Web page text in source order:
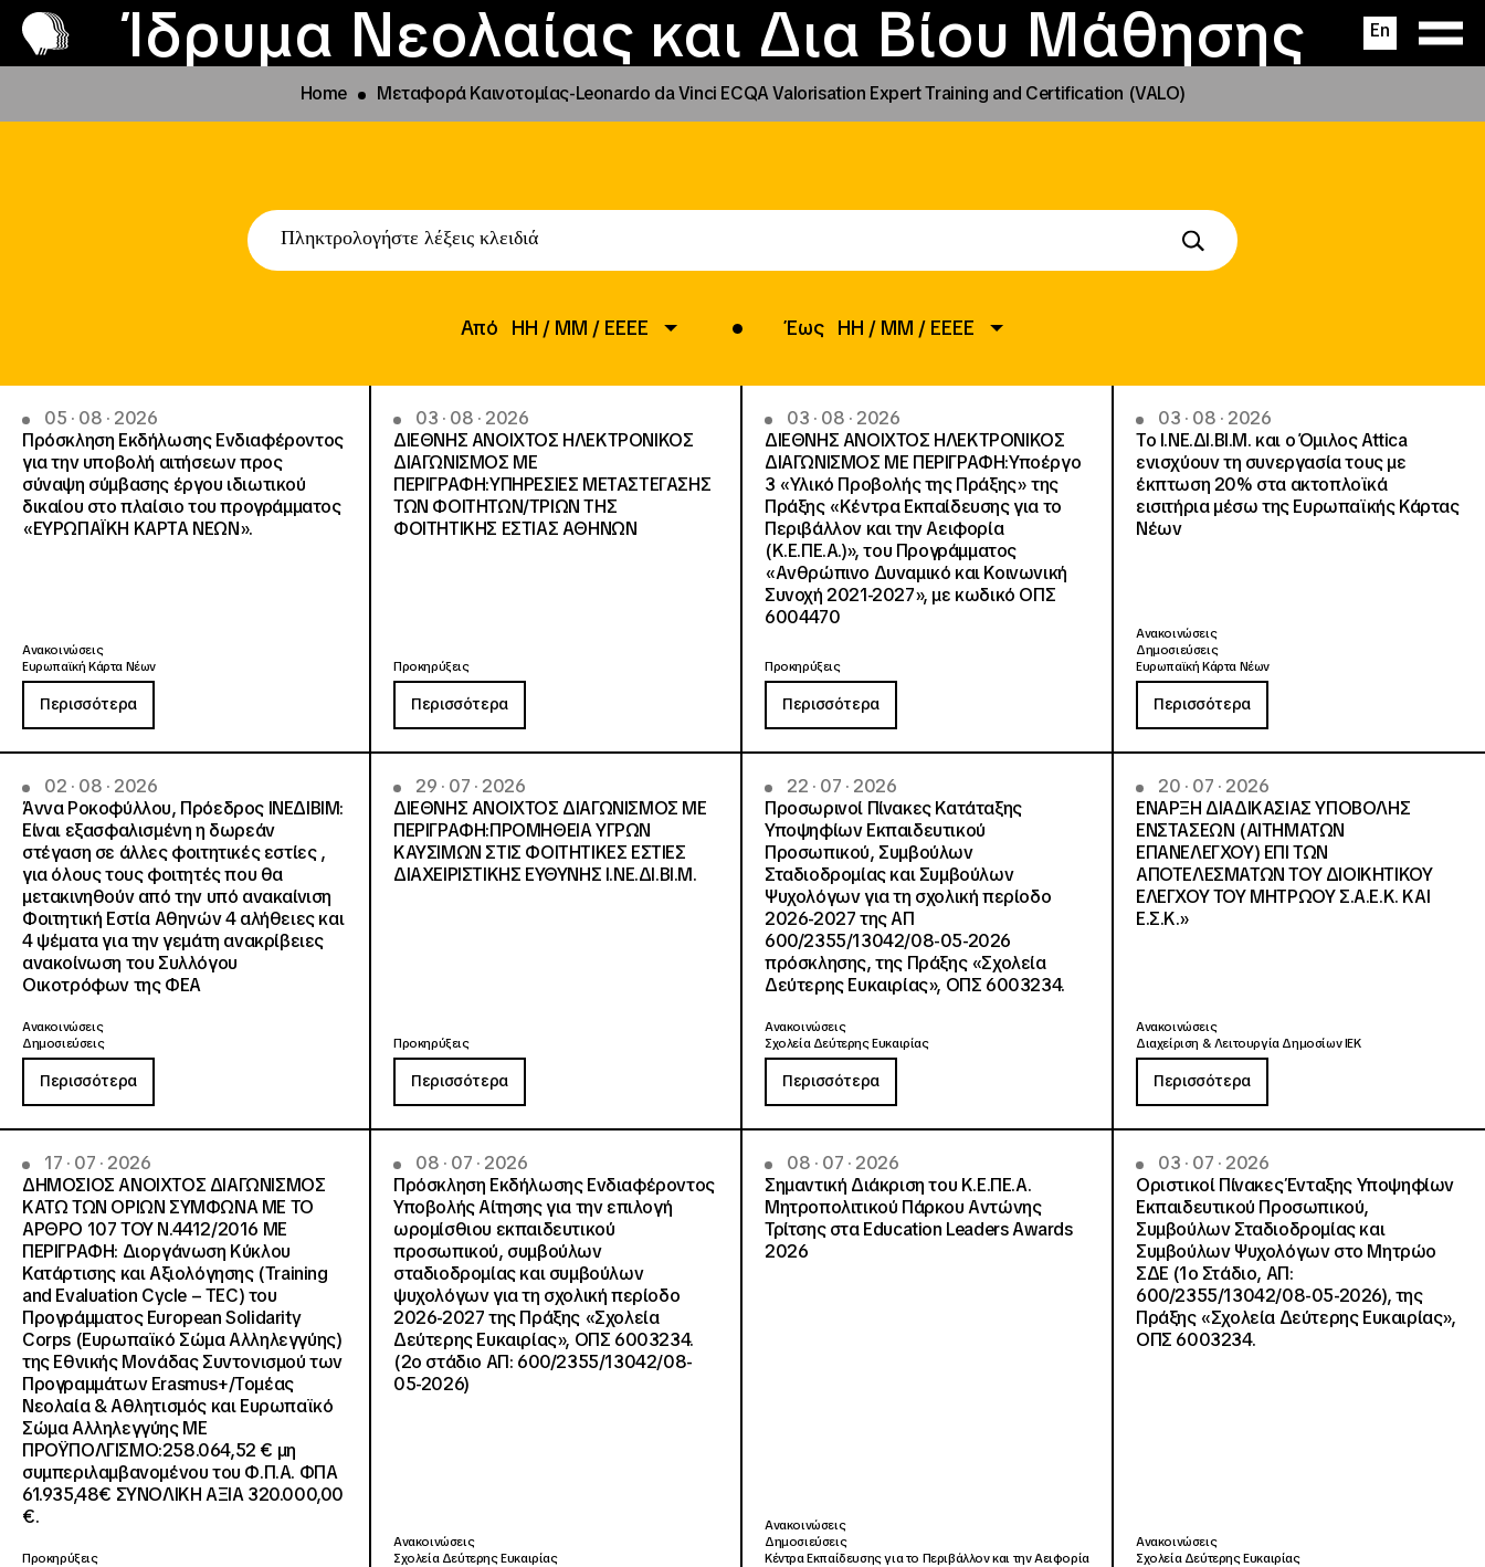
Ίδρυμα Νεολαίας και Δια Βίου Μάθησης En
Το ΙΝΕΔΙΒΙΜ
Προγράμματα και δράσεις
Φοιτητικές Εστίες
Παραχώρηση αιγίδας
Νέα
Επικοινωνία
Home Μεταφορά Καινοτομίας-Leonardo da Vinci ECQA Valorisation Expert Training and Certification (VALO)
Από HH / MM / EEEE Έως ΗΗ / ΜΜ / ΕΕΕΕ
05 · 08 · 2026
Πρόσκληση Εκδήλωσης Ενδιαφέροντος
για την υποβολή αιτήσεων προς
σύναψη σύμβασης έργου ιδιωτικού
δικαίου στο πλαίσιο του προγράμματος
«ΕΥΡΩΠΑΪΚΗ ΚΑΡΤΑ ΝΕΩΝ».
Ανακοινώσεις
Ευρωπαϊκή Κάρτα Νέων
Περισσότερα
03 · 08 · 2026
ΔΙΕΘΝΗΣ ΑΝΟΙΧΤΟΣ ΗΛΕΚΤΡΟΝΙΚΟΣ
ΔΙΑΓΩΝΙΣΜΟΣ ΜΕ
ΠΕΡΙΓΡΑΦΗ:ΥΠΗΡΕΣΙΕΣ METAΣΤΕΓΑΣΗΣ
ΤΩΝ ΦΟΙΤΗΤΩΝ/ΤΡΙΩΝ ΤΗΣ
ΦΟΙΤΗΤΙΚΗΣ ΕΣΤΙΑΣ ΑΘΗΝΩΝ
Προκηρύξεις
Περισσότερα
03 · 08 · 2026
ΔΙΕΘΝΗΣ ΑΝΟΙΧΤΟΣ ΗΛΕΚΤΡΟΝΙΚΟΣ
ΔΙΑΓΩΝΙΣΜΟΣ ΜΕ ΠΕΡΙΓΡΑΦΗ:Υποέργο
3 «Υλικό Προβολής της Πράξης» της
Πράξης «Κέντρα Εκπαίδευσης για το
Περιβάλλον και την Αειφορία
(Κ.Ε.ΠΕ.Α.)», του Προγράμματος
«Ανθρώπινο Δυναμικό και Κοινωνική
Συνοχή 2021-2027», με κωδικό ΟΠΣ
6004470
Προκηρύξεις
Περισσότερα
03 · 08 · 2026
Το Ι.ΝΕ.ΔΙ.ΒΙ.Μ. και o Όμιλος Attica
ενισχύουν τη συνεργασία τους με
έκπτωση 20% στα ακτοπλοϊκά
εισιτήρια μέσω της Ευρωπαϊκής Κάρτας
Νέων
Ανακοινώσεις
Δημοσιεύσεις
Ευρωπαϊκή Κάρτα Νέων
Περισσότερα
02 · 08 · 2026
Άννα Ροκοφύλλου, Πρόεδρος ΙΝΕΔΙΒΙΜ:
Είναι εξασφαλισμένη η δωρεάν
στέγαση σε άλλες φοιτητικές εστίες ,
για όλους τους φοιτητές που θα
μετακινηθούν από την υπό ανακαίνιση
Φοιτητική Εστία Αθηνών 4 αλήθειες και
4 ψέματα για την γεμάτη ανακρίβειες
ανακοίνωση του Συλλόγου
Οικοτρόφων της ΦΕΑ
Ανακοινώσεις
Δημοσιεύσεις
Περισσότερα
29 · 07 · 2026
ΔΙΕΘΝΗΣ ΑΝΟΙΧΤΟΣ ΔΙΑΓΩΝΙΣΜΟΣ ΜΕ
ΠΕΡΙΓΡΑΦΗ:ΠΡΟΜΗΘΕΙΑ ΥΓΡΩΝ
ΚΑΥΣΙΜΩΝ ΣΤΙΣ ΦΟΙΤΗΤΙΚΕΣ ΕΣΤΙΕΣ
ΔΙΑΧΕΙΡΙΣΤΙΚΗΣ ΕΥΘΥΝΗΣ Ι.ΝΕ.ΔΙ.ΒΙ.Μ.
Προκηρύξεις
Περισσότερα
22 · 07 · 2026
Προσωρινοί Πίνακες Κατάταξης
Υποψηφίων Εκπαιδευτικού
Προσωπικού, Συμβούλων
Σταδιοδρομίας και Συμβούλων
Ψυχολόγων για τη σχολική περίοδο
2026-2027 της ΑΠ
600/2355/13042/08-05-2026
πρόσκλησης, της Πράξης «Σχολεία
Δεύτερης Ευκαιρίας», ΟΠΣ 6003234.
Ανακοινώσεις
Σχολεία Δεύτερης Ευκαιρίας
Περισσότερα
20 · 07 · 2026
ΕΝΑΡΞΗ ΔΙΑΔΙΚΑΣΙΑΣ ΥΠΟΒΟΛΗΣ
ΕΝΣΤΑΣΕΩΝ (ΑΙΤΗΜΑΤΩΝ
ΕΠΑΝΕΛΕΓΧΟΥ) ΕΠΙ ΤΩΝ
ΑΠΟΤΕΛΕΣΜΑΤΩΝ ΤΟΥ ΔΙΟΙΚΗΤΙΚΟΥ
ΕΛΕΓΧΟΥ ΤΟΥ ΜΗΤΡΩΟΥ Σ.Α.Ε.Κ. ΚΑΙ
Ε.Σ.Κ.»
Ανακοινώσεις
Διαχείριση & Λειτουργία Δημοσίων ΙΕΚ
Περισσότερα
17 · 07 · 2026
ΔΗΜΟΣΙΟΣ ΑΝΟΙΧΤΟΣ ΔΙΑΓΩΝΙΣΜΟΣ
ΚΑΤΩ ΤΩΝ ΟΡΙΩΝ ΣΥΜΦΩΝΑ ΜΕ ΤΟ
ΑΡΘΡΟ 107 ΤΟΥ Ν.4412/2016 ΜΕ
ΠΕΡΙΓΡΑΦΗ: Διοργάνωση Κύκλου
Κατάρτισης και Αξιολόγησης (Training
and Evaluation Cycle – TEC) του
Προγράμματος European Solidarity
Corps (Ευρωπαϊκό Σώμα Αλληλεγγύης)
της Εθνικής Μονάδας Συντονισμού των
Προγραμμάτων Erasmus+/Τομέας
Νεολαία & Αθλητισμός και Ευρωπαϊκό
Σώμα Αλληλεγγύης ΜΕ
ΠΡΟΫΠΟΛΓΙΣΜΟ:258.064,52 € μη
συμπεριλαμβανομένου του Φ.Π.Α. ΦΠΑ
61.935,48€ ΣΥΝΟΛΙΚΗ ΑΞΙΑ 320.000,00
€.
Προκηρύξεις
08 · 07 · 2026
Πρόσκληση Εκδήλωσης Ενδιαφέροντος
Υποβολής Αίτησης για την επιλογή
ωρομίσθιου εκπαιδευτικού
προσωπικού, συμβούλων
σταδιοδρομίας και συμβούλων
ψυχολόγων για τη σχολική περίοδο
2026-2027 της Πράξης «Σχολεία
Δεύτερης Ευκαιρίας», ΟΠΣ 6003234.
(2ο στάδιο ΑΠ: 600/2355/13042/08-
05-2026)
Ανακοινώσεις
Σχολεία Δεύτερης Ευκαιρίας
08 · 07 · 2026
Σημαντική Διάκριση του Κ.Ε.ΠΕ.Α.
Μητροπολιτικού Πάρκου Αντώνης
Τρίτσης στα Education Leaders Awards
2026
Ανακοινώσεις
Δημοσιεύσεις
Κέντρα Εκπαίδευσης για το Περιβάλλον και την Αειφορία
03 · 07 · 2026
Οριστικοί Πίνακες Ένταξης Υποψηφίων
Εκπαιδευτικού Προσωπικού,
Συμβούλων Σταδιοδρομίας και
Συμβούλων Ψυχολόγων στο Μητρώο
ΣΔΕ (1ο Στάδιο, ΑΠ:
600/2355/13042/08-05-2026), της
Πράξης «Σχολεία Δεύτερης Ευκαιρίας»,
ΟΠΣ 6003234.
Ανακοινώσεις
Σχολεία Δεύτερης Ευκαιρίας